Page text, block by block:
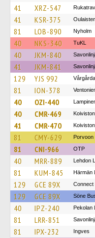
41 XRZ-547
41 KSR-375
81 LOB-890 Nyholm
40 NKS-340 TuKL
40 JKM-840
41 JKM-841
129 YJS 992
81 ION-378
40 OZI-440
40 CMR-469
41 CMR-470
81 CMY-629 Porvoon
81 CNI-966 OTP
40 MRR-889 Lehdon
81 KUM-845 Härmän
129 GCE 89X Connect
129 GCE 89X Söne
40 IPZ-240 Pekolan
81 LRR-851
81 IPX-232 Ingves